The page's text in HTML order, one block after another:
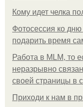
Кому идет челка
Фотосессия ко
подарить время
Работа в MLM, то
неразрывно
своей страницы в
Приходи к нам в